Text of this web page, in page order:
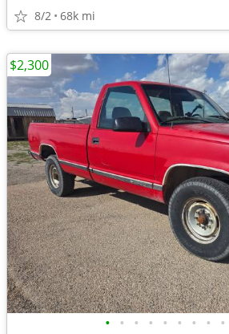
8/2 68k mi
• • • • • • • • •
$2,300